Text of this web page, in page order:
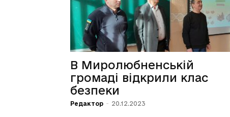
В Миролюбненській
громаді відкрили клас
безпеки
Редактор - 20.12.2023